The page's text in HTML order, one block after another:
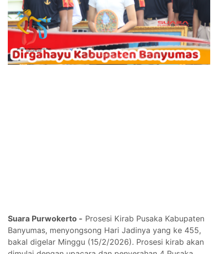
Suara Purwokerto - Prosesi Kirab Pusaka Kabupaten
Banyumas, menyongsong Hari Jadinya yang ke 455,
bakal digelar Minggu (15/2/2026). Prosesi kirab akan